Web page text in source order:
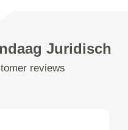
Juridisch
reviews